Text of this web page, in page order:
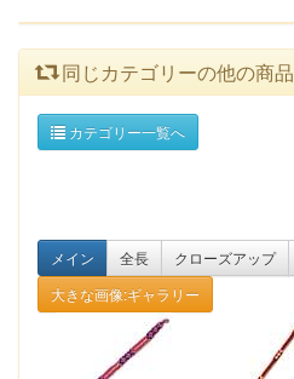
同じカテゴリーの他の商品
カテゴリー一覧へ
メイン 全長 クローズアップ
大きな画像:ギャラリー